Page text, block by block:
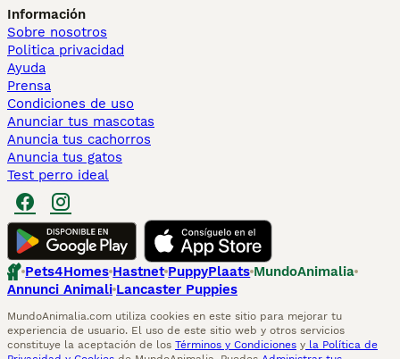
Información
Sobre nosotros
Politica privacidad
Ayuda
Prensa
Condiciones de uso
Anunciar tus mascotas
Anuncia tus cachorros
Anuncia tus gatos
Test perro ideal
Pets4Homes Hastnet PuppyPlaats MundoAnimalia
Annunci Animali Lancaster Puppies
MundoAnimalia.com utiliza cookies en este sitio para mejorar tu
experiencia de usuario. El uso de este sitio web y otros servicios
constituye la aceptación de los Términos y Condiciones y la Política de